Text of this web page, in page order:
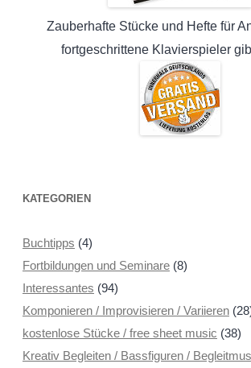
Zauberhafte Stücke und Hefte für
fortgeschrittene Klavierspieler
KATEGORIEN
Buchtipps (4)
Fortbildungen und Seminare(8)
Interessantes (94)
Komponieren / Improvisieren / Variieren
kostenlose Stücke / free sheet music (38)
Kreativ Begleiten / Bassfiguren /